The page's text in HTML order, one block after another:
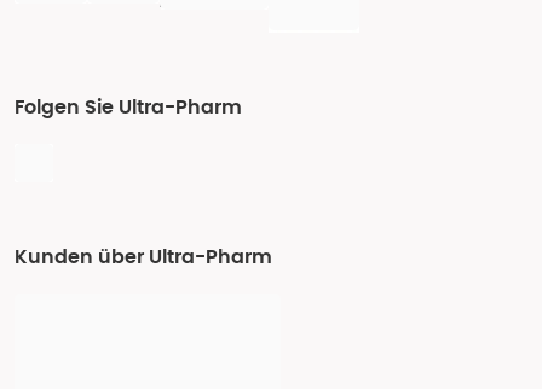
Folgen Sie Ultra-Pharm
Kunden über Ultra-Pharm